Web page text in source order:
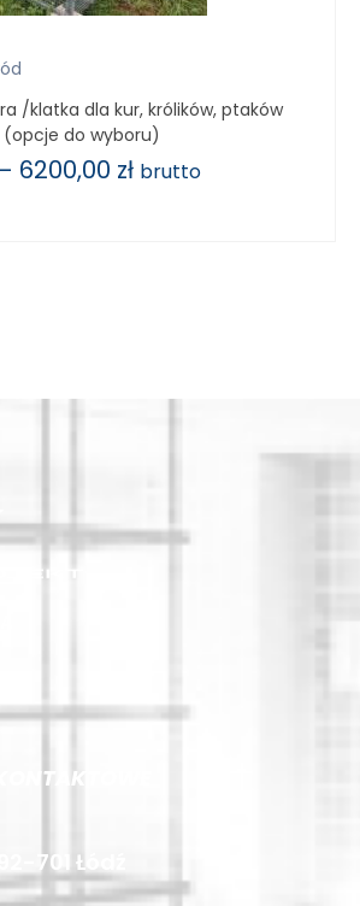
/klatka dla kur, królików, ptaków
(opcje do wyboru)
6200,00 zł brutto
701 Łódź